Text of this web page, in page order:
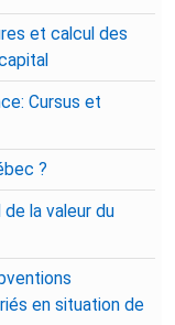
et calcul des
Cursus et
?
la valeur du
en situation de